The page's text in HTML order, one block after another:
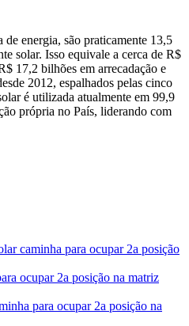
energia, são praticamente 13,5
solar. Isso equivale a cerca de R$
17,2 bilhões em arrecadação e
2012, espalhados pelas cinco
é utilizada atualmente em 99,9
própria no País, liderando com